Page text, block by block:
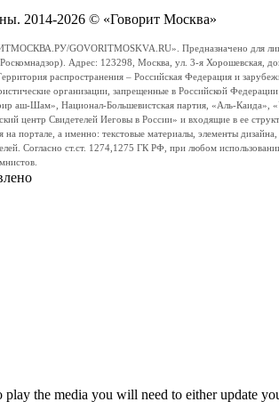
2014-2026 © «Говорит Москва»
GOVORITMOSKVA.RU». Предназначено для
Адрес: 123298, Москва, ул. 3-я
распространения – Российская Федерация и
организации, запрещенные в Российской
аш-Шам», Национал-Большевистская партия, «Аль-
центр Свидетелей Иеговы в России» и входящие в ее
портале, а именно: текстовые материалы, элементы
Согласно ст.ст. 1274,1275 ГК РФ, при любом
play the media you will need to either update